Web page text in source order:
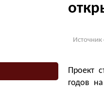
Источник
Проект
годов